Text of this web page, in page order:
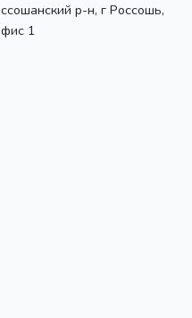
р-н, г Россошь,
1